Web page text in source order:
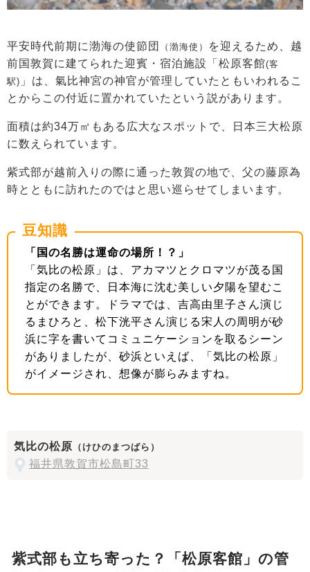
平安時代前期に渤海の使節団 （渤海使）
を迎えるため、越
前国敦賀に建てられた迎賓・宿泊施設「松原客館(客
駅) 」は、氣比神宮の神官が管理していたともいわれるこ
とからこの付近に置かれていたという説があります。
面積は約34万㎡もある広大なスポットで、日本三大松原
に数えられています。
紫式部が越前入りの際に通った敦賀の地で、父の藤原為
時とともに訪れたのではと思い巡らせてしまいます。
豆知識
「国の名勝は運命の場所！？」
「気比の松原」は、アカマツとクロマツが茂る国
指定の名勝で、日本海に沈む美しい夕陽を望むこ
とができます。ドラマでは、吉高由里子さん演じ
るまひろと、松下洸平さん演じる宋人の周明が砂
浜に字を書いてコミュニケーションを取るシーン
がありましたが、砂浜といえば、「気比の松原」
がイメージされ、想像が膨らみますね。
気比の松原 （けひのまつばら）
福井県敦賀市松島町33
紫式部も立ち寄った？「松原客館」の管